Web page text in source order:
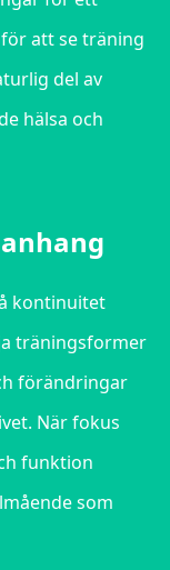
att se träning
del av
hälsa och
kontinuitet
träningsformer
förändringar
När fokus
funktion
som